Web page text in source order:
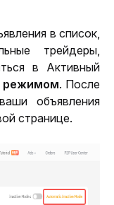
в список,
трейдеры,
в Активный
режимом. После
объявления
странице.